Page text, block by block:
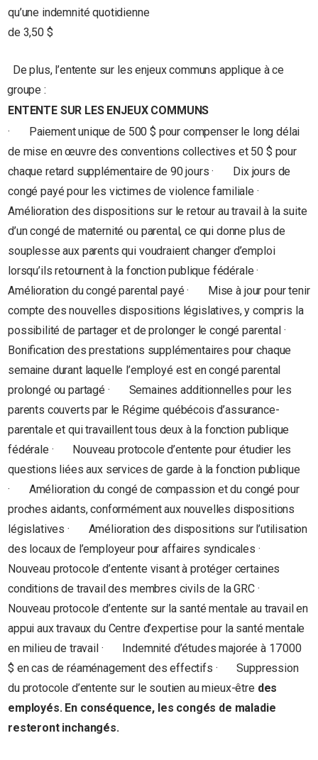
qu’une indemnité quotidienne
de 3,50 $
De plus, l’entente sur les enjeux communs applique à ce
groupe :
ENTENTE SUR LES ENJEUX COMMUNS
· Paiement unique de 500 $ pour compenser le long délai
de mise en œuvre des conventions collectives et 50 $ pour
chaque retard supplémentaire de 90 jours · Dix jours de
congé payé pour les victimes de violence familiale ·
Amélioration des dispositions sur le retour au travail à la suite
d’un congé de maternité ou parental, ce qui donne plus de
souplesse aux parents qui voudraient changer d’emploi
lorsqu’ils retournent à la fonction publique fédérale ·
Amélioration du congé parental payé · Mise à jour pour tenir
compte des nouvelles dispositions législatives, y compris la
possibilité de partager et de prolonger le congé parental ·
Bonification des prestations supplémentaires pour chaque
semaine durant laquelle l’employé est en congé parental
prolongé ou partagé · Semaines additionnelles pour les
parents couverts par le Régime québécois d’assurance-
parentale et qui travaillent tous deux à la fonction publique
fédérale · Nouveau protocole d’entente pour étudier les
questions liées aux services de garde à la fonction publique
· Amélioration du congé de compassion et du congé pour
proches aidants, conformément aux nouvelles dispositions
législatives · Amélioration des dispositions sur l’utilisation
des locaux de l’employeur pour affaires syndicales ·
Nouveau protocole d’entente visant à protéger certaines
conditions de travail des membres civils de la GRC ·
Nouveau protocole d’entente sur la santé mentale au travail en
appui aux travaux du Centre d’expertise pour la santé mentale
en milieu de travail · Indemnité d’études majorée à 17 000
$ en cas de réaménagement des effectifs · Suppression
du protocole d’entente sur le soutien au mieux-être des
employés. En conséquence, les congés de maladie
resteront inchangés.